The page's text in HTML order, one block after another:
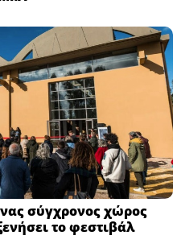
σύγχρονος χώρος
το φεστιβάλ